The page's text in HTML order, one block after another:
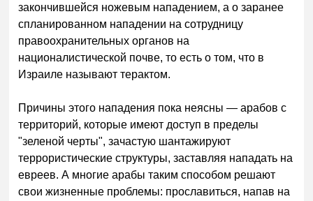
закончившейся ножевым нападением, а о заранее
спланированном нападении на сотрудницу
правоохранительных органов на
националистической почве, то есть о том, что в
Израиле называют терактом.
Причины этого нападения пока неясны — арабов с
территорий, которые имеют доступ в пределы
"зеленой черты", зачастую шантажируют
террористические структуры, заставляя нападать на
евреев. А многие арабы таким способом решают
свои жизненные проблемы: прославиться, напав на